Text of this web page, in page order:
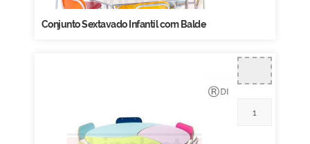
Conjunto Sextavado Infantil com Balde